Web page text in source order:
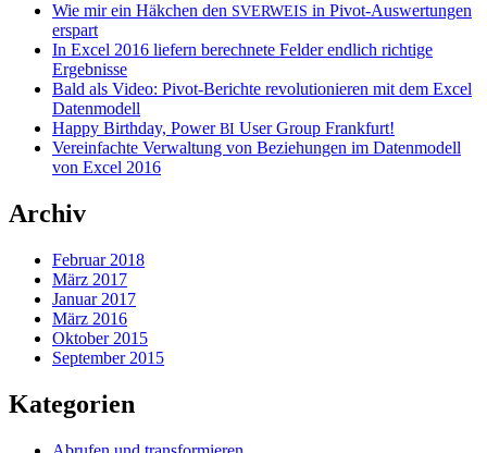
Wie mir ein Häkchen den SVERWEIS in Pivot-Auswertungen
erspart
In Excel 2016 liefern berechnete Felder endlich richtige
Ergebnisse
Bald als Video: Pivot-Berichte revolutionieren mit dem Excel
Datenmodell
Happy Birthday, PowerBI User Group Frankfurt!
Vereinfachte Verwaltung von Beziehungen im Datenmodell
von Excel 2016
Archiv
Februar 2018
März 2017
Januar 2017
März 2016
Oktober 2015
September 2015
Kategorien